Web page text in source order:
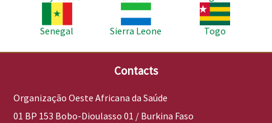
Imagem
Senegal
Imagem
Sierra Leone
Imagem
Togo
Contacts
Organização Oeste Africana da Saúde
01 BP 153 Bobo-Dioulasso 01 / Burkina Faso